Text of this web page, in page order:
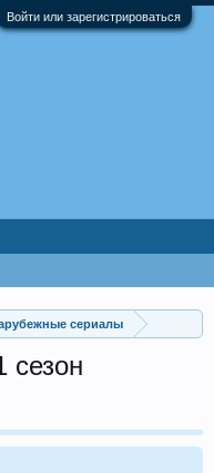
Войти или зарегистрироваться
сериалы
сезон